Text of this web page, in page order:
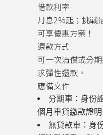
借款利率
月息2%起；挑戰
可享優惠方案！
還款方式
可一次清償或分
求彈性還款。
應備文件
分期車：身份
個月車貸繳款證明
無貸款車：身